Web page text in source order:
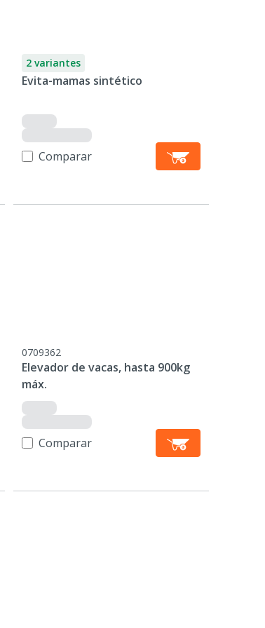
2 variantes
Evita-mamas sintético
Comparar
0709362
Elevador de vacas, hasta 900kg
máx.
Comparar